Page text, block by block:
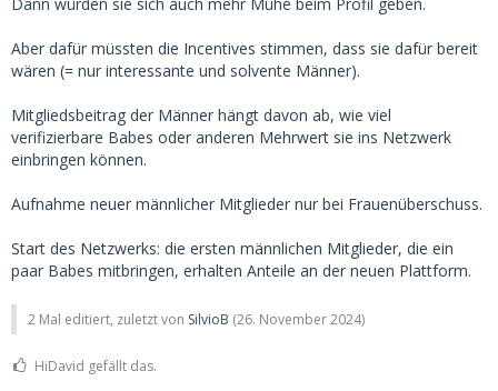
Aber dafür müssten die Incentives stimmen, dass sie dafür bereit
wären (= nur interessante und solvente Männer).
Mitgliedsbeitrag der Männer hängt davon ab, wie viel
verifizierbare Babes oder anderen Mehrwert sie ins Netzwerk
einbringen können.
Aufnahme neuer männlicher Mitglieder nur bei Frauenüberschuss.
Start des Netzwerks: die ersten männlichen Mitglieder, die ein
paar Babes mitbringen, erhalten Anteile an der neuen Plattform.
2 Mal editiert, zuletzt von SilvioB (26. November 2024)
HiDavid gefällt das.